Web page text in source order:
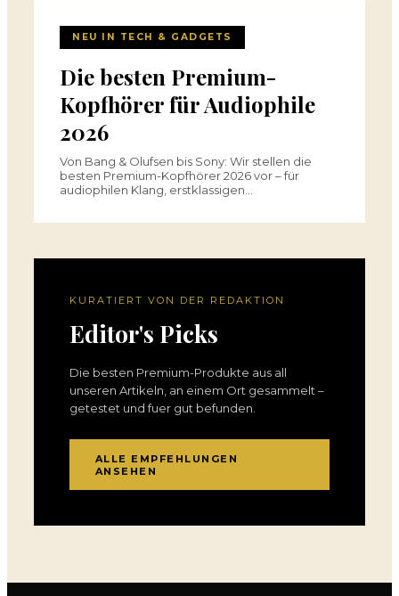
NEU IN TECH & GADGETS
Die besten Premium-
Kopfhörer für Audiophile
2026
Von Bang & Olufsen bis Sony: Wir stellen die
besten Premium-Kopfhörer 2026 vor – für
audiophilen Klang, erstklassigen…
KURATIERT VON DER REDAKTION
Editor's Picks
Die besten Premium-Produkte aus all
unseren Artikeln, an einem Ort gesammelt –
getestet und fuer gut befunden.
ALLE EMPFEHLUNGEN
ANSEHEN